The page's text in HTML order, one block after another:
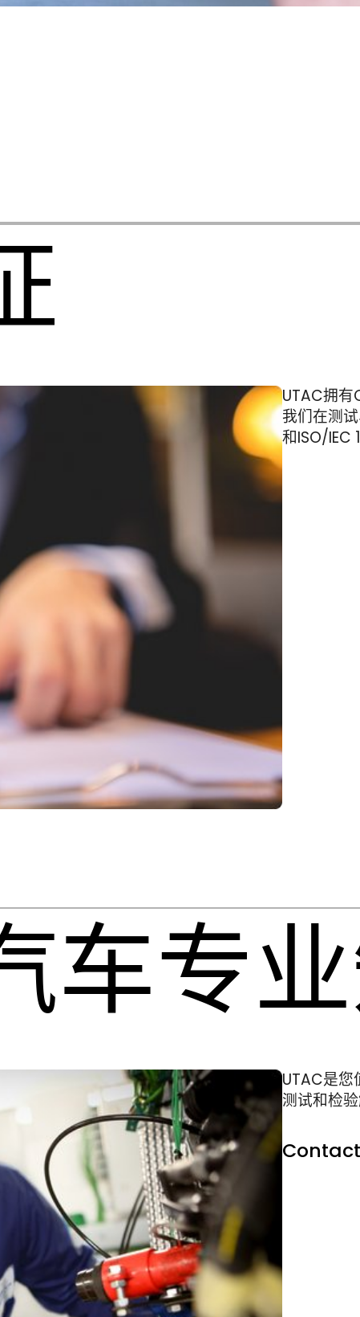
UTAC拥有
我们在测
和ISO/IEC
车专
UTAC是您
测试和检验